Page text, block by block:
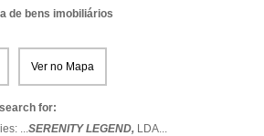
de bens imobiliários
Ver no Mapa
for:
...SERENITY LEGEND, LDA...